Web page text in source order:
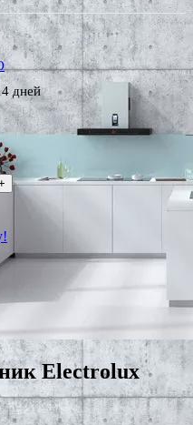
дней
Electrolux